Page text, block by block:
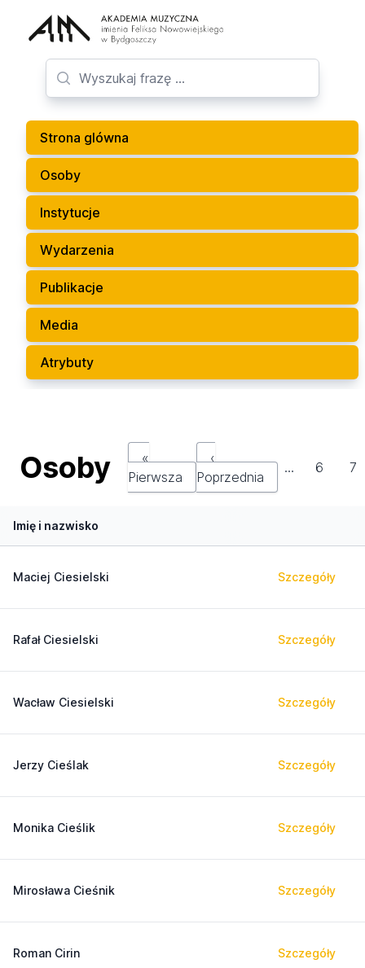
Strona glówna
Osoby
Instytucje
Wydarzenia
Publikacje
Media
Atrybuty
Osoby
«
Pierwsza
‹
Poprzednia
… 6 7
Imię i nazwisko
Maciej Ciesielski Szczegóły
Rafał Ciesielski Szczegóły
Wacław Ciesielski Szczegóły
Jerzy Cieślak Szczegóły
Monika Cieślik Szczegóły
Mirosława Cieśnik Szczegóły
Roman Cirin Szczegóły